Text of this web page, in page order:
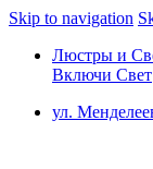
Skip to navigation
Люстры и
Включи Свет
ул.